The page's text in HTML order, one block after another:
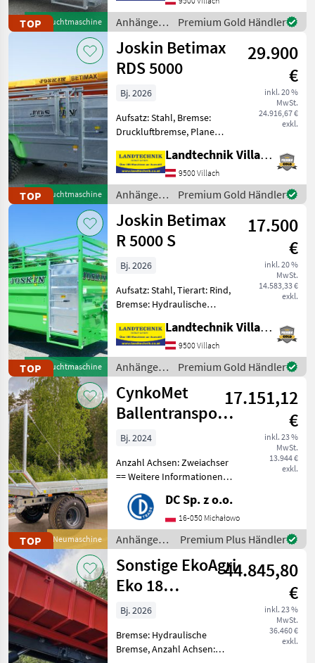
TOPGebrauchtmaschine
vollverzinkte Ausführung
mit Kunstharzboden,
einteilige
Anhänger /
Joskin
Premium Gold Händler
TOPGebrauchtmaschine
Joskin Betimax
RDS 5000
29.900
€
inkl. 20 %
MwSt.
24.916,67 €
exkl.
Bj. 2026
Aufsatz: Stahl, Bremse:
Druckluftbremse, Plane
5000 hydr. absenkbar, mit
Planenaufbau, innere
Trennwand verstellbar,
Kunstharzboden, vordere Ei
Landtechnik Villach GmbH
9500 Villach
Anhänger /
Joskin
Premium Gold Händler
TOPGebrauchtmaschine
Joskin Betimax
R 5000 S
17.500
€
inkl. 20 %
MwSt.
14.583,33 €
exkl.
Bj. 2026
Aufsatz: Stahl, Tierart: Rind,
Bremse: Hydraulische
Joskin Betimax R 5000 S
Kastenmaße L 5 m x B 2, 23
m x H 2, 10 m, Lackierter
Kasten, Räder 445/45R
Landtechnik Villach GmbH
9500 Villach
Anhänger /
Joskin
Premium Gold Händler
TOP Neumaschine
CynkoMet
Ballentransportwagen
/ bale platform
17.151,12
€
inkl. 23 %
MwSt.
13.944 €
exkl.
Bj. 2024
Anzahl Achsen: Zweiachser
== Weitere Informationen
Ballentransportwagen T-
608/2 Europäische
Zulassung Administrative
Nutzlast: ~10.540 kg* Te
DC Sp. z o.o.
16-050 Michałowo
Anhänger /
CynkoMet
Premium Plus Händler
Sonstige EkoAgri
Eko 18
Hakenliftanhänger
/ hook trailer
44.845,80
€
inkl. 23 %
MwSt.
36.460 €
exkl.
Bj. 2026
Bremse: Hydraulische
Bremse, Anzahl Achsen: